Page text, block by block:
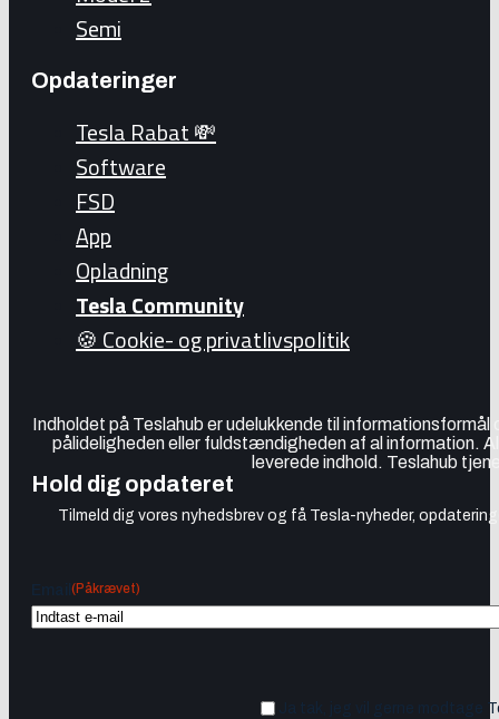
Semi
Opdateringer
Tesla Rabat 💸
Software
FSD
App
Opladning
Tesla Community
🍪 Cookie- og privatlivspolitik
Indholdet på Teslahub er udelukkende til
pålideligheden eller fuldstændigheden af al information.
leverede indhold. Teslahub
Hold dig opdateret
Tilmeld dig vores nyhedsbrev og få Tesla-nyheder,
(Påkrævet)
Ja tak, jeg vil gerne modtage